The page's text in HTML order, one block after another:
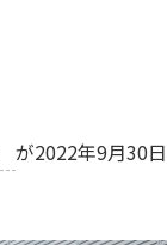
が2022年9月30日